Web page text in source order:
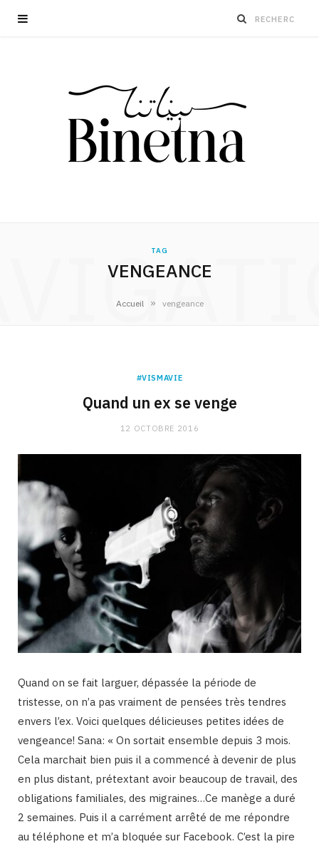
TAG
VENGEANCE
Accueil » vengeance
#VISMAVIE
Quand un ex se venge
12 OCTOBRE 2016
Quand on se fait larguer, dépassée la période de
tristesse, on n’a pas vraiment de pensées très tendres
envers l’ex. Voici quelques délicieuses petites idées de
vengeance! Sana: « On sortait ensemble depuis 3 mois.
Cela marchait bien puis il a commencé à devenir de plus
en plus distant, prétextant avoir beaucoup de travail, des
obligations familiales, des migraines…Ce manège a duré
2 semaines. Puis il a carrément arrêté de me répondre
au téléphone et m’a bloquée sur Facebook. C’est la pire